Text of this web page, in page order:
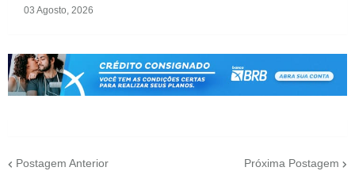
03 Agosto, 2026
Postagem Anterior Próxima Postagem